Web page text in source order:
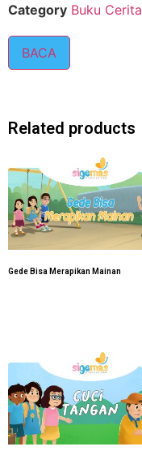
Category Buku Cerita
BACA
Related products
Gede Bisa Merapikan Mainan